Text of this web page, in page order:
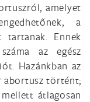
amelyet
a
tartanak. Ennek
az egész
Hazánkban az
abortusz történt;
átlagosan